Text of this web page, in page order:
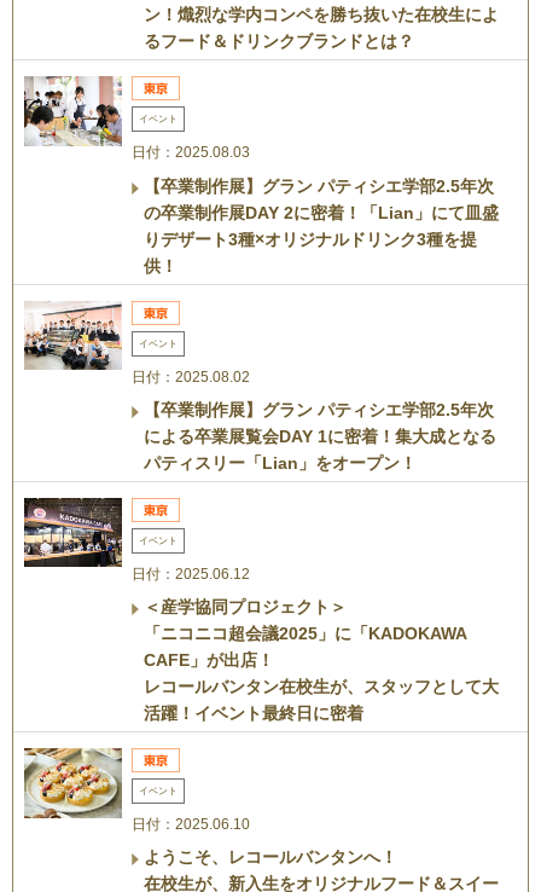
ン！熾烈な学内コンペを勝ち抜いた在校生によ
るフード＆ドリンクブランドとは？
イベント
日付：2025.08.03
【卒業制作展】グラン パティシエ学部2.5年次
の卒業制作展DAY 2に密着！「Lian」にて皿盛
りデザート3種×オリジナルドリンク3種を提
供！
イベント
日付：2025.08.02
【卒業制作展】グラン パティシエ学部2.5年次
による卒業展覧会DAY 1に密着！集大成となる
パティスリー「Lian」をオープン！
イベント
日付：2025.06.12
＜産学協同プロジェクト＞
「ニコニコ超会議2025」に「KADOKAWA
CAFE」が出店！
レコールバンタン在校生が、スタッフとして大
活躍！イベント最終日に密着
イベント
日付：2025.06.10
ようこそ、レコールバンタンへ！
在校生が、新入生をオリジナルフード＆スイー